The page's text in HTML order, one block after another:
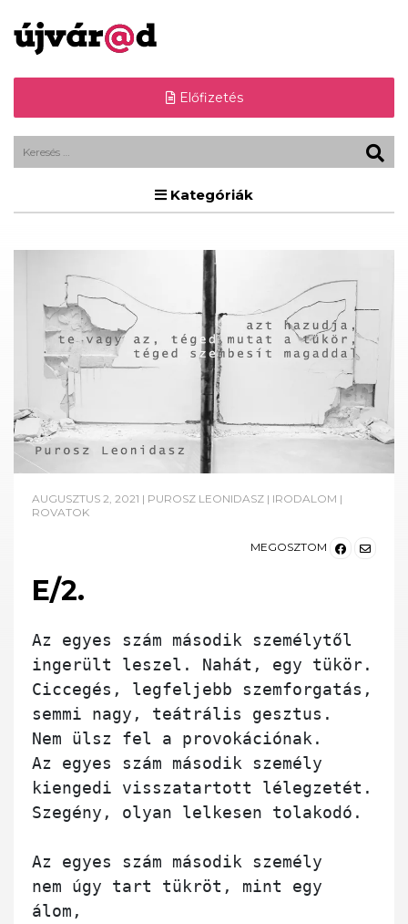
Előfizetés
Kategóriák
AUGUSZTUS 2, 2021 | PUROSZ LEONIDASZ | IRODALOM |
ROVATOK
MEGOSZTOM
E/2.
Az egyes szám második személytől
ingerült leszel. Nahát, egy tükör.
Ciccegés, legfeljebb szemforgatás,
semmi nagy, teátrális gesztus.
Nem ülsz fel a provokációnak.
Az egyes szám második személy
kiengedi visszatartott lélegzetét.
Szegény, olyan lelkesen tolakodó.
Az egyes szám második személy
nem úgy tart tükröt, mint egy
álom,